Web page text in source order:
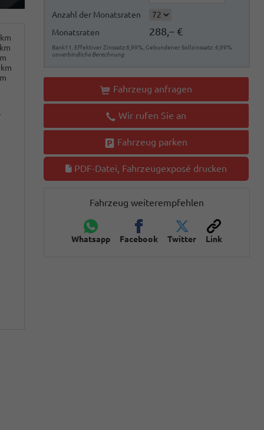
Anzahl der Monatsraten
Monatsraten
288,– €
Bank11. Effektiver Zinssatz:6,99%, Gebundener Sollzinssatz: 6,99%
unverbindliche Berechnung
Fahrzeug anfragen
Wir rufen Sie an
Fahrzeug parken
PDF-Datei, Fahrzeugexposé drucken
Fahrzeug weiterempfehlen
Whatsapp Facebook Twitter Link